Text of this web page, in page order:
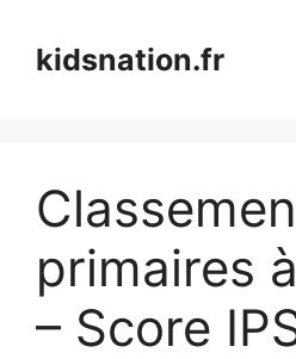
contenukidsnation.fr
primaires
– Score